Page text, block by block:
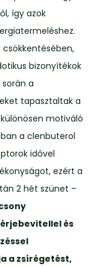
így azok
csökkentésében,
bizonyítékok
a
tapasztaltak a
motiváló
a clenbuterol
idővel
ezért a
2 hét szünet –
és
a zsírégetést,